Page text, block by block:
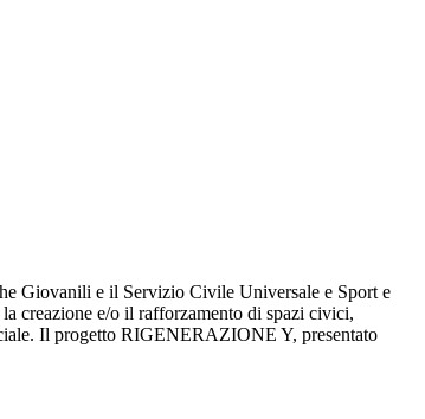
Giovanili e il Servizio Civile Universale e Sport e
creazione e/o il rafforzamento di spazi civici,
Il progetto RIGENERAZIONE Y, presentato